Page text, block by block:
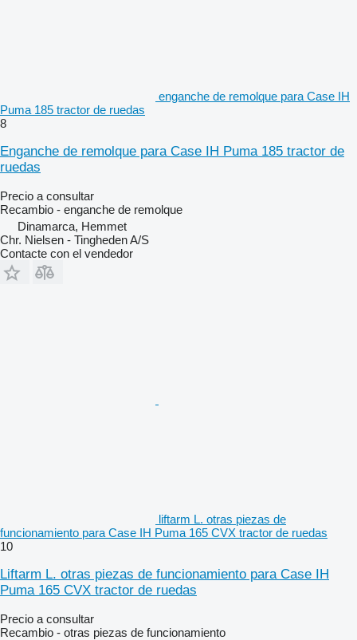
enganche de remolque para Case IH
Puma 185 tractor de ruedas
8
Enganche de remolque para Case IH Puma 185 tractor de
ruedas
Precio a consultar
Recambio - enganche de remolque
Dinamarca, Hemmet
Chr. Nielsen - Tingheden A/S
Contacte con el vendedor
liftarm L. otras piezas de
funcionamiento para Case IH Puma 165 CVX tractor de ruedas
10
Liftarm L. otras piezas de funcionamiento para Case IH
Puma 165 CVX tractor de ruedas
Precio a consultar
Recambio - otras piezas de funcionamiento